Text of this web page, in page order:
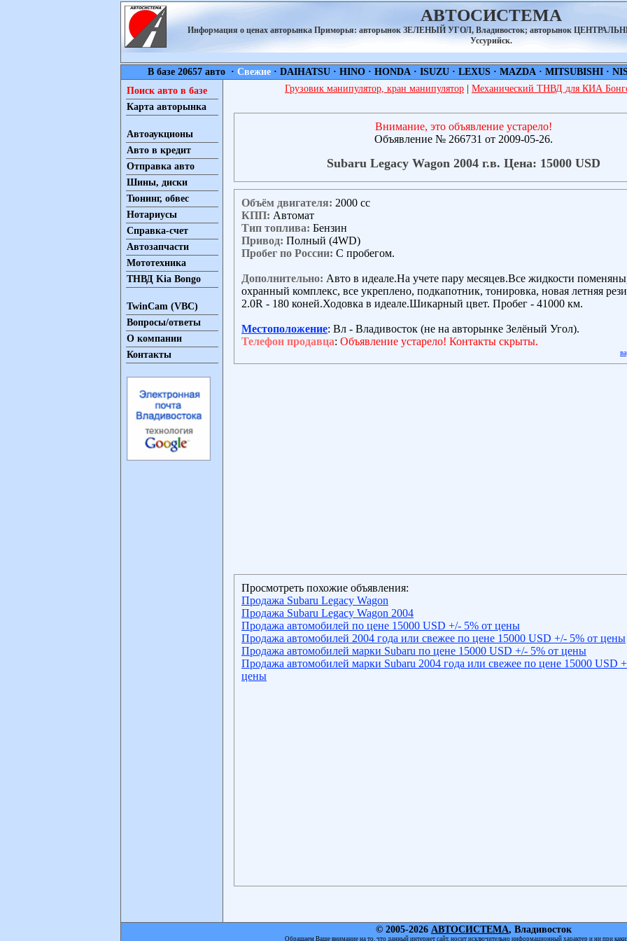
АВТОСИСТЕМА
Информация о ценах авторынка Приморья: авторынок ЗЕЛЕНЫЙ УГОЛ, Владивосток; авторынок
Уссурийск.
В базе 20657 авто · Свежие· DAIHATSU· HINO· HONDA· ISUZU· LEXUS· MAZDA· MITSUBISHI·
Поиск авто в базе
Карта авторынка
Автоаукционы
Авто в кредит
Отправка авто
Шины, диски
Тюнинг, обвес
Нотариусы
Справка-счет
Автозапчасти
Мототехника
ТНВД Kia Bongo
TwinCam (VBC)
Вопросы/ответы
О компании
Контакты
Грузовик манипулятор, кран манипулятор Механический ТНВД для КИА
Внимание, это объявление устарело!
Объявление № 266731 от 2009-05-26.
Subaru Legacy Wagon 2004 г.в. Цена: 15000 USD
Объём двигателя: 2000 сс
КПП: Автомат
Тип топлива: Бензин
Привод: Полный (4WD)
Пробег по России: С пробегом.
Дополнительно: Авто в идеале.На учете пару месяцев.Все жидкости
охранный комплекс, все укреплено, подкапотник, тонировка, новая летняя
2.0R - 180 коней.Ходовка в идеале.Шикарный цвет. Пробег - 41000 км.
Местоположение: Вл - Владивосток (не на авторынке Зелёный Угол).
Телефон продавца: Объявление устарело! Контакты скрыты.
Просмотреть похожие объявления:
Продажа Subaru Legacy Wagon
Продажа Subaru Legacy Wagon 2004
Продажа автомобилей по цене 15000 USD +/- 5% от цены
Продажа автомобилей 2004 года или свежее по цене 15000 USD +/- 5% от цены
Продажа автомобилей марки Subaru по цене 15000 USD +/- 5% от цены
Продажа автомобилей марки Subaru 2004 года или свежее по цене 15000 USD
цены
© 2005-2026 АВТОСИСТЕМА, Владивосток
Обращаем Ваше внимание на то, что данный интернет сайт, носит исключительно информационный характер и ни при